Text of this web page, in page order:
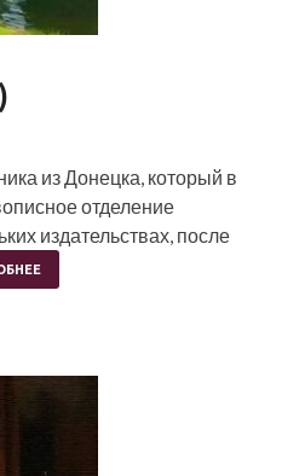
из Донецка, который в
отделение
издательствах, после